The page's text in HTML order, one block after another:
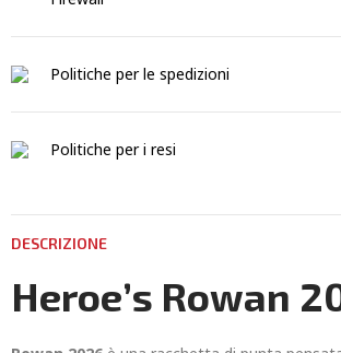
Politiche per le spedizioni
Politiche per i resi
DESCRIZIONE
Heroe’s Rowan